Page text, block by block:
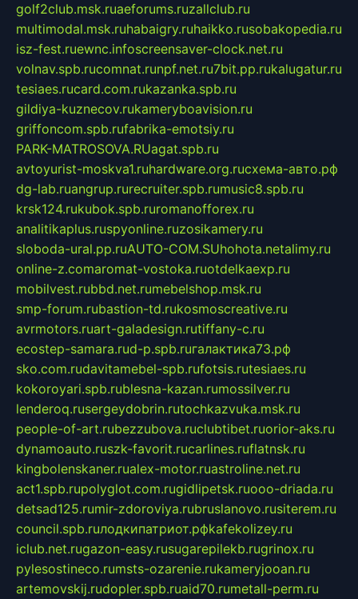
golf2club.msk.ruaeforums.ruzallclub.ru
multimodal.msk.ruhabaigry.ruhaikko.rusobakopedia.ru
isz-fest.ruewnc.infoscreensaver-clock.net.ru
volnav.spb.rucomnat.runpf.net.ru7bit.pp.rukalugatur.ru
tesiaes.rucard.com.rukazanka.spb.ru
gildiya-kuznecov.rukameryboavision.ru
griffoncom.spb.rufabrika-emotsiy.ru
PARK-MATROSOVA.RUagat.spb.ru
avtoyurist-moskva1.ruhardware.org.ruсхема-авто.рф
dg-lab.ruangrup.rurecruiter.spb.rumusic8.spb.ru
krsk124.rukubok.spb.ruromanofforex.ru
analitikaplus.ruspyonline.ruzosikamery.ru
sloboda-ural.pp.ruAUTO-COM.SUhohota.netalimy.ru
online-z.comaromat-vostoka.ruotdelkaexp.ru
mobilvest.rubbd.net.rumebelshop.msk.ru
smp-forum.rubastion-td.rukosmoscreative.ru
avrmotors.ruart-galadesign.rutiffany-c.ru
ecostep-samara.rud-p.spb.ruгалактика73.рф
sko.com.rudavitamebel-spb.rufotsis.rutesiaes.ru
kokoroyari.spb.rublesna-kazan.rumossilver.ru
lenderoq.rusergeydobrin.rutochkazvuka.msk.ru
people-of-art.rubezzubova.ruclubtibet.ruorior-aks.ru
dynamoauto.ruszk-favorit.rucarlines.ruflatnsk.ru
kingbolenskaner.rualex-motor.ruastroline.net.ru
act1.spb.rupolyglot.com.rugidlipetsk.ruooo-driada.ru
detsad125.rumir-zdoroviya.rubruslanovo.rusiterem.ru
council.spb.ruлодкипатриот.рфkafekolizey.ru
iclub.net.rugazon-easy.rusugarepilekb.rugrinox.ru
pylesostineco.rumsts-ozarenie.rukameryjooan.ru
artemovskij.rudopler.spb.ruaid70.rumetall-perm.ru